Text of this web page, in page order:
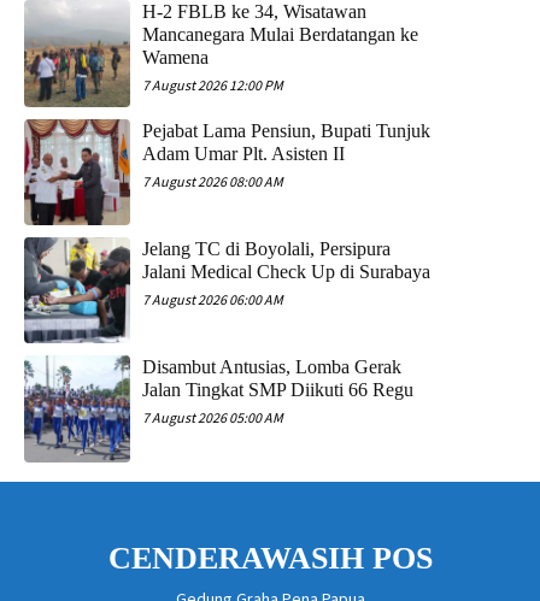
H-2 FBLB ke 34, Wisatawan
Mancanegara Mulai Berdatangan ke
Wamena
7 August 2026 12:00 PM
Pejabat Lama Pensiun, Bupati Tunjuk
Adam Umar Plt. Asisten II
7 August 2026 08:00 AM
Jelang TC di Boyolali, Persipura
Jalani Medical Check Up di Surabaya
7 August 2026 06:00 AM
Disambut Antusias, Lomba Gerak
Jalan Tingkat SMP Diikuti 66 Regu
7 August 2026 05:00 AM
CENDERAWASIH POS